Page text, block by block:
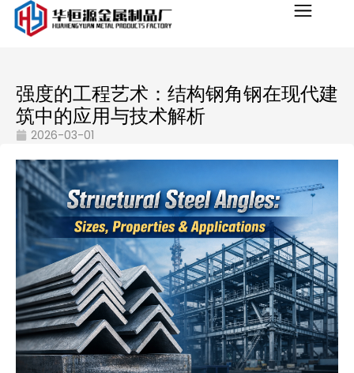
强度的工程艺术：结构钢角钢在现代建
筑中的应用与技术解析
2026-03-01